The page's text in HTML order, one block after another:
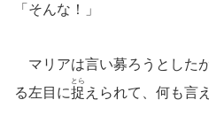
「そんな！」
マリアは言い募ろうとした
る左目に捉
とら
えられて、何も言